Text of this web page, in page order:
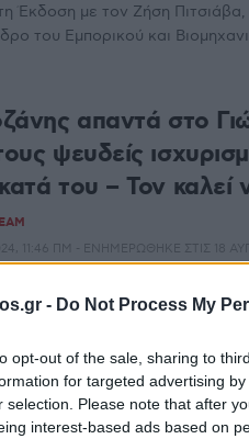
- Do Not Process My
opt-out of the sale, sharing to
for targeted advertising
selection. Please note that after
interest-based ads based on
Έκδοση με τον Ζήση Πιτσιάβα,
του Εμπορικού και
απαντά στο
ψευδείς
του – Τον καλεί
11:46 ΠΜ - ΕΝΗΜΕΡΏΘΗΚΕ ΣΤΙΣ 18
του Γιώργου
Ζητούμε
τα Δημοτικά τέλη